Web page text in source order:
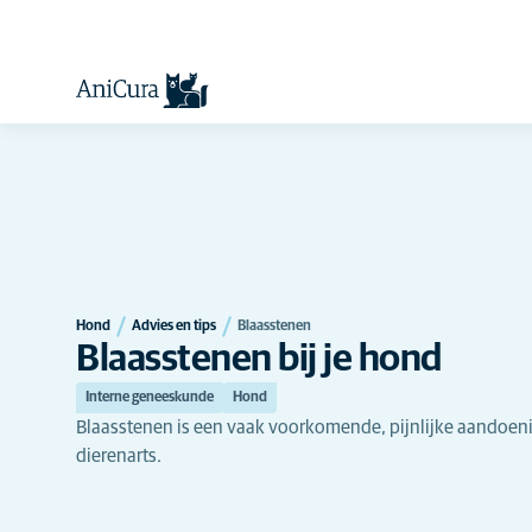
Hond Advies en tips Blaasstenen
Blaasstenen bij je hond
Interne geneeskunde Hond
Blaasstenen is een vaak voorkomende, pijnlijke
dierenarts.